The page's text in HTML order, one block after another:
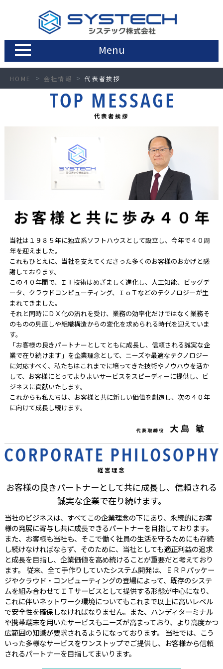
Menu
HOME 会社情報 代表者挨拶
代表者挨拶
当社は１９８５年に独立系ソフトハウスとして設立し、今年で４０周
年を迎えました。
これもひとえに、当社を支えてくださった多くのお客様のおかげと感
謝しております。
この４０年間で、ＩＴ技術はめざましく進化し、人工知能、ビッグデ
ータ、クラウドコンピューティング、ＩｏＴなどのテクノロジーが生
まれてきました。
それと同時にＤＸ化の流れを受け、業務の効率化だけではなく業務そ
のものの見直しや組織構造からの変化を求められる時代を迎えていま
す。
「お客様の良きパートナーとしてともに成長し、信頼される誠実な企
業で在り続けます」を企業理念として、ニーズや最適なテクノロジー
に対応すべく、私たちはこれまでに培ってきた技術やノウハウを活か
して、お客様にとってよりよいサービスをスピーディーに提供し、ビ
ジネスに貢献いたします。
これからも私たちは、お客様と共に新しい価値を創造し、次の４０年
に向けて成長し続けます。
経営理念
お客様の良きパートナーとして共に成長し、信頼される
誠実な企業で在り続けます。
当社のビジネスは、すべてこの企業理念の下にあり、永続的にお客
様の発展に寄与し共に成長できるパートナーを目指しております。
また、お客様も当社も、そこで働く社員の生活を守るためにも存続
し続けなければならず、そのために、当社としても適正利益の追求
と成長を目指し、企業価値を高め続けることが重要だと考えており
ます。 従来、全て手作りしていたシステム開発は、ＥＲＰパッケー
ジやクラウド・コンピューティングの登場によって、既存のシステ
ムを組み合わせてＩＴサービスとして提供する形態が中心になり、
これに伴いネットワーク環境についてもこれまで以上に高いレベル
で安全性を確保しなければなりません。また、ハンディターミナル
や携帯端末を用いたサービスもニーズが高まっており、より高度かつ
広範囲の知識が要求されるようになっております。 当社では、こう
いった多様なサービスをワンストップでご提供し、お客様から信頼
されるパートナーを目指してまいります。